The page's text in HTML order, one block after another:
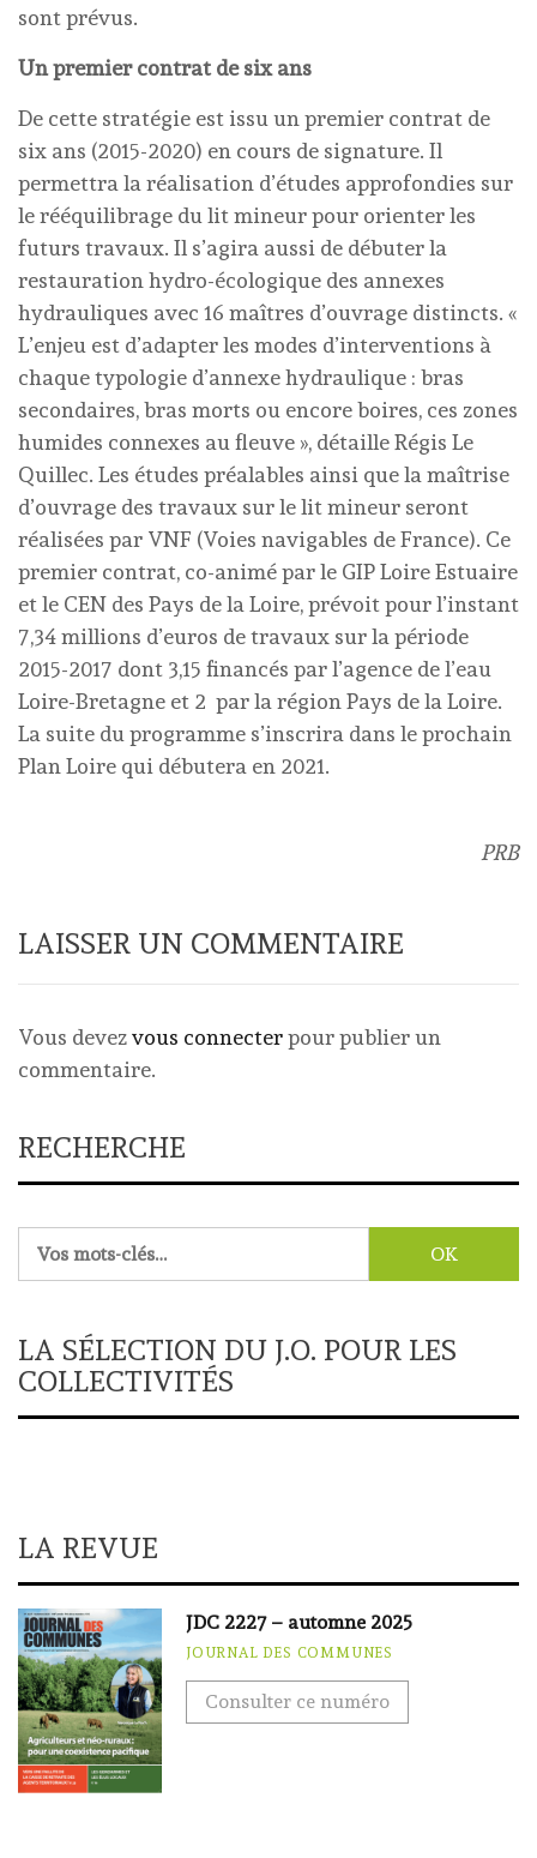
sont prévus.
Un premier contrat de six ans
De cette stratégie est issu un premier contrat de
six ans (2015-2020) en cours de signature. Il
permettra la réalisation d’études approfondies sur
le rééquilibrage du lit mineur pour orienter les
futurs travaux. Il s’agira aussi de débuter la
restauration hydro-écologique des annexes
hydrauliques avec 16 maîtres d’ouvrage distincts. «
L’enjeu est d’adapter les modes d’interventions à
chaque typologie d’annexe hydraulique : bras
secondaires, bras morts ou encore boires, ces zones
humides connexes au fleuve », détaille Régis Le
Quillec. Les études préalables ainsi que la maîtrise
d’ouvrage des travaux sur le lit mineur seront
réalisées par VNF (Voies navigables de France). Ce
premier contrat, co-animé par le GIP Loire Estuaire
et le CEN des Pays de la Loire, prévoit pour l’instant
7,34 millions d’euros de travaux sur la période
2015-2017 dont 3,15 financés par l’agence de l’eau
Loire-Bretagne et 2 par la région Pays de la Loire.
La suite du programme s’inscrira dans le prochain
Plan Loire qui débutera en 2021.
PRB
LAISSER UN COMMENTAIRE
Vous devezvous connecterpour publier un
commentaire.
RECHERCHE
LA SÉLECTION DU J.O. POUR LES
COLLECTIVITÉS
LA REVUE
JDC 2227 – automne 2025
JOURNAL DES COMMUNES
Consulter ce numéro